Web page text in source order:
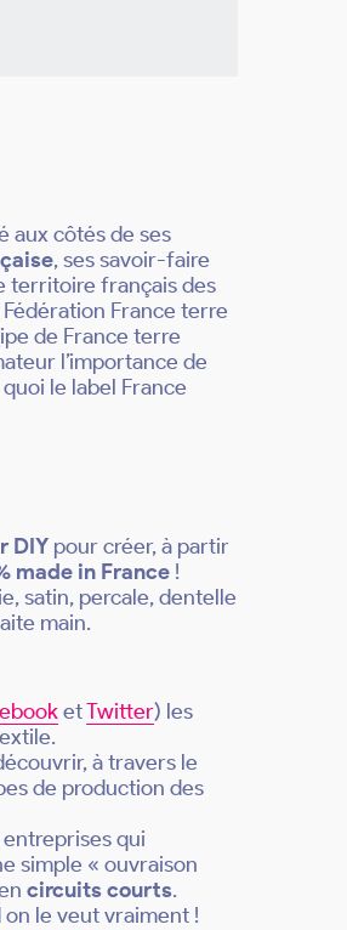
aux côtés de ses
, ses savoir-faire
territoire français des
France terre
de France terre
l’importance de
le label France
DIY pour créer, à partir
made in France !
satin, percale, dentelle
main.
etTwitter) les
à travers le
de production des
qui
simple « ouvraison
circuits courts.
on le veut vraiment !